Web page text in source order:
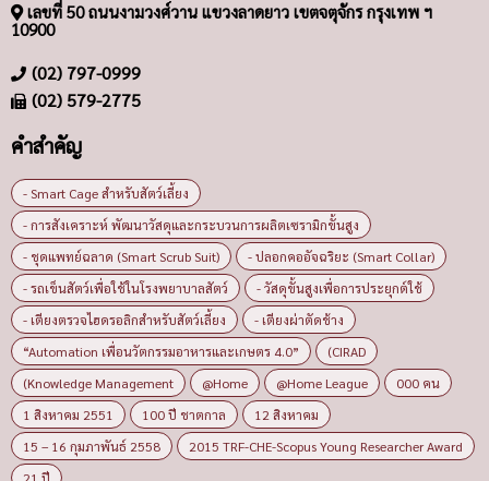
เลขที่ 50 ถนนงามวงศ์วาน แขวงลาดยาว เขตจตุจักร กรุงเทพ ฯ
10900
(02) 797-0999
(02) 579-2775
คำสำคัญ
- Smart Cage สำหรับสัตว์เลี้ยง
- การสังเคราะห์ พัฒนาวัสดุและกระบวนการผลิตเซรามิกขั้นสูง
- ชุดแพทย์ฉลาด (Smart Scrub Suit)
- ปลอกคออัจฉริยะ (Smart Collar)
- รถเข็นสัตว์เพื่อใช้ในโรงพยาบาลสัตว์
- วัสดุขั้นสูงเพื่อการประยุกต์ใช้
- เตียงตรวจไฮดรอลิกสำหรับสัตว์เลี้ยง
- เตียงผ่าตัดช้าง
“Automation เพื่อนวัตกรรมอาหารและเกษตร 4.0”
(CIRAD
(Knowledge Management
@Home @Home League
000 คน
1 สิงหาคม 2551
100 ปี ชาตกาล
12 สิงหาคม
15 – 16 กุมภาพันธ์ 2558
2015 TRF-CHE-Scopus Young Researcher Award